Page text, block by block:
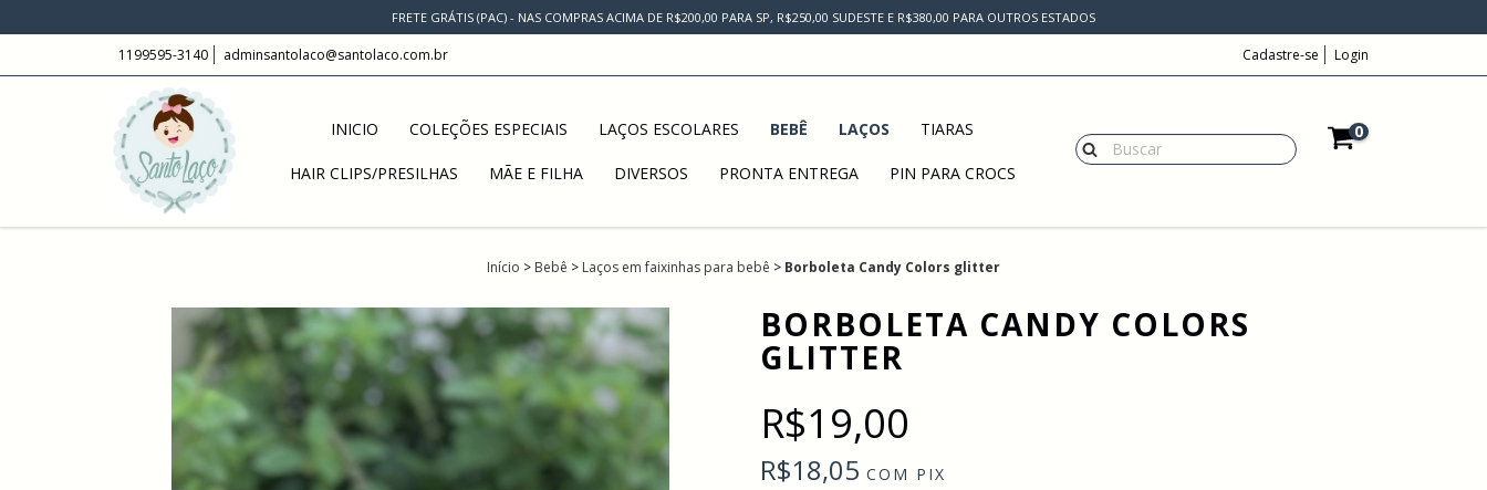
FRETE GRÁTIS (PAC) - NAS COMPRAS ACIMA DE R$200,00 PARA SP, R$250,00 SUDESTE E R$380,00 PARA OUTROS ESTADOS
1199595-3140 adminsantolaco@santolaco.com.br Cadastre-se Login
INICIO COLEÇÕES ESPECIAIS LAÇOS ESCOLARES BEBÊ LAÇOS TIARAS
HAIR CLIPS/PRESILHAS MÃE E FILHA DIVERSOS PRONTA ENTREGA PIN PARA CROCS
0
Início > Bebê > Laços em faixinhas para bebê > Borboleta Candy Colors glitter
BORBOLETA CANDY COLORS
GLITTER
R$19,00
R$18,05 COM PIX